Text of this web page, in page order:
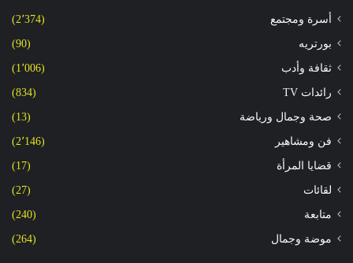
أسرة ومجتمع (2٬374)
بورتريه (90)
ثقافة وأدب (1٬006)
رائدات TV (834)
صحة وجمال ورياضة (13)
فن ومشاهير (2٬146)
قضايا المرأة (17)
لقائات (27)
متابعة (240)
موضة وجمال (264)